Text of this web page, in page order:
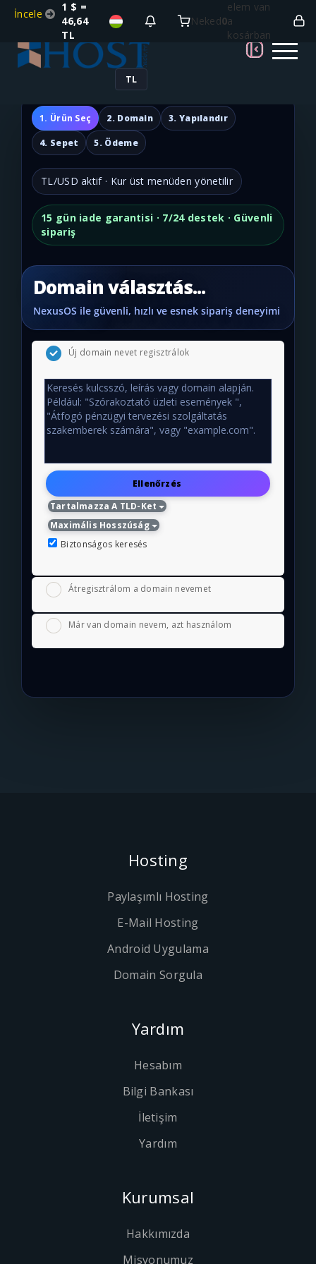
İncele
1 $ =
46,64
TL
Neked0
elem van
a
kosárban
TL
1. Ürün Seç 2. Domain 3. Yapılandır
4. Sepet 5. Ödeme
TL/USD aktif · Kur üst menüden yönetilir
15 gün iade garantisi · 7/24 destek · Güvenli
sipariş
Domain választás...
Új domain nevet regisztrálok
Ellenőrzés
Tartalmazza A TLD-Ket
Maximális Hosszúság
Biztonságos keresés
Átregisztrálom a domain nevemet
Már van domain nevem, azt használom
Hosting
Paylaşımlı Hosting
E-Mail Hosting
Android Uygulama
Domain Sorgula
Yardım
Hesabım
Bilgi Bankası
İletişim
Yardım
Kurumsal
Hakkımızda
Misyonumuz